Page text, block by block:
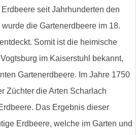
seit Jahrhunderten den
die Gartenerdbeere im 18.
Somit ist die heimische
im Kaiserstuhl bekannt,
Gartenerdbeere. Im Jahre 1750
Züchter die Arten Scharlach
Das Ergebnis dieser
Erdbeere, welche im Garten und